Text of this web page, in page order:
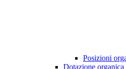
Posizioni
Dotazione organica